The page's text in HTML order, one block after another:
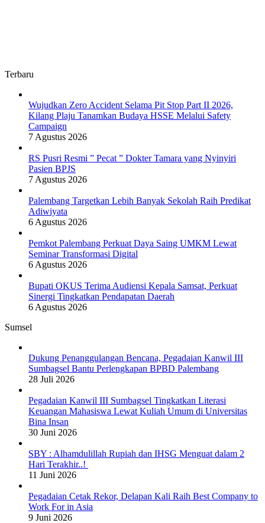
Terbaru
Wujudkan Zero Accident Selama Pit Stop Part II 2026,
Kilang Plaju Tanamkan Budaya HSSE Melalui Safety
Campaign
7 Agustus 2026
RS Pusri Resmi ” Pecat ” Dokter Tamara yang Nyinyiri
Pasien BPJS
7 Agustus 2026
Palembang Targetkan Lebih Banyak Sekolah Raih Predikat
Adiwiyata
6 Agustus 2026
Pemkot Palembang Perkuat Daya Saing UMKM Lewat
Seminar Transformasi Digital
6 Agustus 2026
Bupati OKUS Terima Audiensi Kepala Samsat, Perkuat
Sinergi Tingkatkan Pendapatan Daerah
6 Agustus 2026
Sumsel
Dukung Penanggulangan Bencana, Pegadaian Kanwil III
Sumbagsel Bantu Perlengkapan BPBD Palembang
28 Juli 2026
Pegadaian Kanwil III Sumbagsel Tingkatkan Literasi
Keuangan Mahasiswa Lewat Kuliah Umum di Universitas
Bina Insan
30 Juni 2026
SBY : Alhamdulillah Rupiah dan IHSG Menguat dalam 2
Hari Terakhir..!
11 Juni 2026
Pegadaian Cetak Rekor, Delapan Kali Raih Best Company to
Work For in Asia
9 Juni 2026